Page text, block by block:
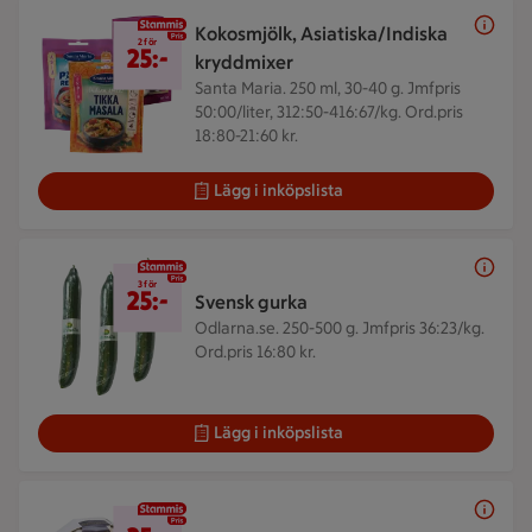
Kokosmjölk, Asiatiska/Indiska
kryddmixer
Santa Maria. 250 ml, 30-40 g. Jmfpris
50:00/liter, 312:50-416:67/kg. Ord.pris
18:80-21:60 kr.
2 för 25 kr
2 för
25:-
Lägg i inköpslista
Svensk gurka
Odlarna.se. 250-500 g. Jmfpris 36:23/kg.
Ord.pris 16:80 kr.
3 för 25 kr
3 för
25:-
Lägg i inköpslista
25 kr/st